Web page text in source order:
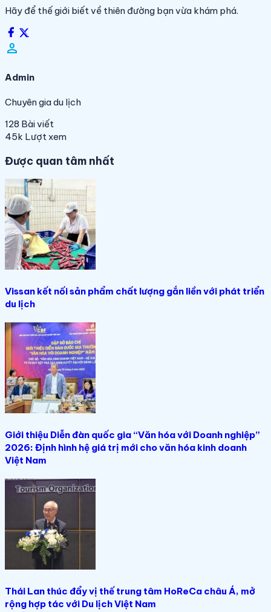
Hãy để thế giới biết về thiên đường bạn vừa khám phá.
person_filled
Admin
Chuyên gia du lịch
128 Bài viết
45k Lượt xem
Được quan tâm nhất
Vissan kết nối sản phẩm chất lượng gắn liền với phát triển
du lịch
Giới thiệu Diễn đàn quốc gia “Văn hóa với Doanh nghiệp”
2026: Định hình hệ giá trị mới cho văn hóa kinh doanh
Việt Nam
Thái Lan thúc đẩy vị thế trung tâm HoReCa châu Á, mở
rộng hợp tác với Du lịch Việt Nam